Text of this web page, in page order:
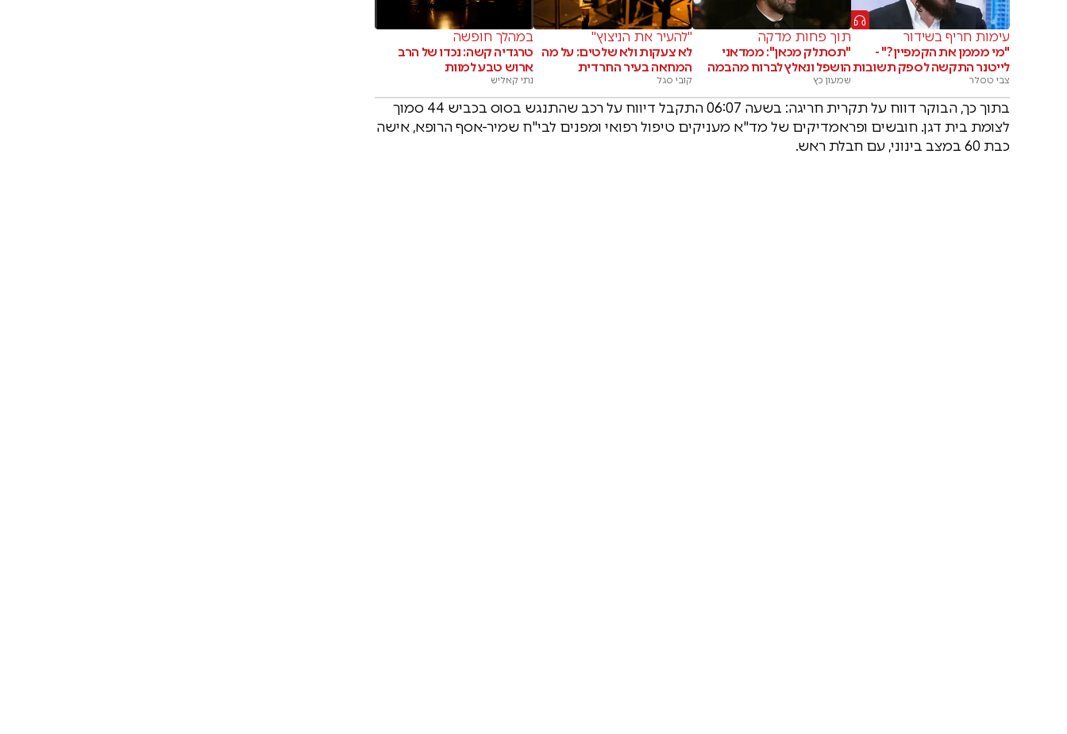
עימות חריף בשידור
"מי מממן את הקמפיין?" -
לייטנר התקשה לספק תשובות
צבי טסלר
תוך פחות מדקה
"תסתלק מכאן": ממדאני
הושפל ונאלץ לברוח מהבמה
שמעון כץ
"להעיר את הניצוץ"
לא צעקות ולא שלטים: על מה
המחאה בעיר החרדית
קובי סגל
במהלך חופשה
טרגדיה קשה: נכדו של הרב
ארוש טבע למוות
נתי קאליש
בתוך כך, הבוקר דווח על תקרית חריגה: בשעה 06:07 התקבל דיווח על רכב שהתנגש בסוס בכביש 44 סמוך
לצומת בית דגן. חובשים ופראמדיקים של מד"א מעניקים טיפול רפואי ומפנים לבי"ח שמיר-אסף הרופא, אישה
כבת 60 במצב בינוני, עם חבלת ראש.